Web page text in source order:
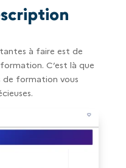
à faire est de
C’est là que
de formation vous